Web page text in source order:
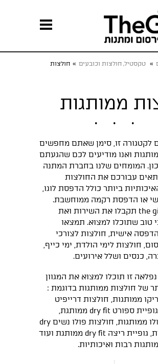
» טקסטיל, חולצות וכובעים » חולצות
ממותגות
לקטגורה זו, סימן שאתם מחפשים
ואנו מודיעים לכם שהגעתם
המומחים שלנו בחברת המתנה
עבורכם את החולצות
ביותר כולל הדפסת לוגו,
או הדפסת רקמה ממוחשבת.
בחברת the gift תקבלו את השירות ואת
טוב שתוכלו למצוא. תמצאו
אישית, חולצות לצורכי
חולצות לימי הולדת, ימי כייף,
כנסים ושלל אירועים.
זו תוכלו למצוא את המגוון
של חולצות ממותגות בדוגמת :
ממותגות, חולצות דרייפיט
ממותגות, גופיית ספורט dry fit ממותגת,
חולצות פולו ממותגות, חולצות פולו נשים dry
fit ממותגות, גופיית ריצה dry fit ממותגת ועוד
רבות ואיכותיות.